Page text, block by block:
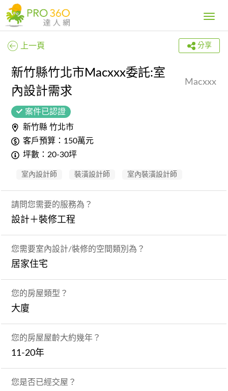
Toggle
上一頁 分享
新竹縣竹北市Macxxx委託:室
內設計需求
Macxxx
案件已認證
新竹縣 竹北市
客戶預算：150萬元
坪數：20-30坪
室內設計師 裝潢設計師 室內裝潢設計師
請問您需要的服務為？
設計＋裝修工程
您需要室內設計/裝修的空間類別為？
居家住宅
您的房屋類型？
大廈
您的房屋屋齡大約幾年？
11-20年
您是否已經交屋？